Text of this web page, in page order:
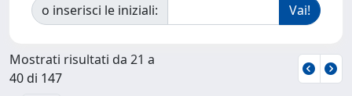
o inserisci le iniziali:
Mostrati risultati da 21 a
40 di 147